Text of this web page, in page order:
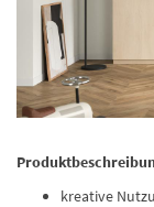
kreative